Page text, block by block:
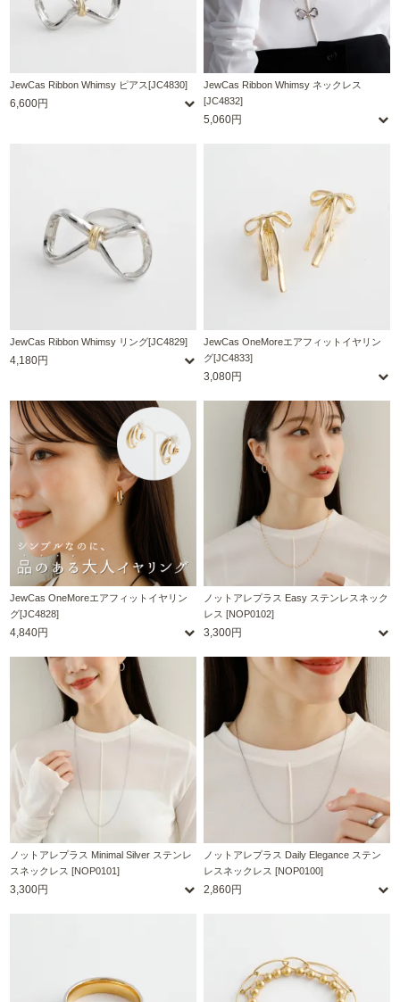
JewCas Ribbon Whimsy ピアス[JC4830]
6,600円
JewCas Ribbon Whimsy ネックレス
[JC4832]
5,060円
JewCas Ribbon Whimsy リング[JC4829]
4,180円
JewCas OneMoreエアフィットイヤリン
グ[JC4833]
3,080円
JewCas OneMoreエアフィットイヤリン
グ[JC4828]
4,840円
ノットアレプラス Easy ステンレスネック
レス [NOP0102]
3,300円
ノットアレプラス Minimal Silver ステンレ
スネックレス [NOP0101]
3,300円
ノットアレプラス Daily Elegance ステン
レスネックレス [NOP0100]
2,860円